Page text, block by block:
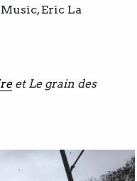
Eric La
et Le grain des